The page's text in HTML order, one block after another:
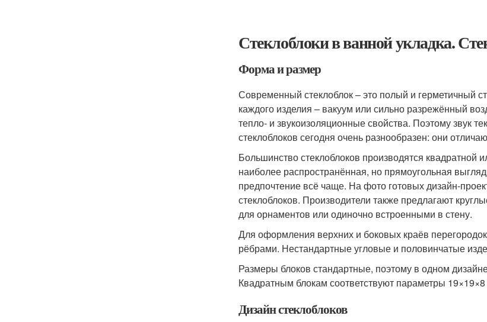
Стеклоблоки в ванной укладка.
Форма и размер
Современный стеклоблок – это полый и герметичный
каждого изделия – вакуум или сильно разрежённый
тепло- и звукоизоляционные свойства. Поэтому звук
стеклоблоков сегодня очень разнообразен: они
Большинство стеклоблоков производятся
наиболее распространённая, но прямоугольная
предпочтение всё чаще. На фото готовых дизайн-
стеклоблоков. Производители также предлагают
для орнаментов или одиночно встроенными в стену.
Для оформления верхних и боковых краёв
рёбрами. Нестандартные угловые и половинчатые
Размеры блоков стандартные, поэтому в одном
Квадратным блокам соответствуют параметры
Дизайн стеклоблоков